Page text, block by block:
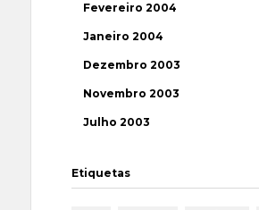
Fevereiro 2004
Janeiro 2004
Dezembro 2003
Novembro 2003
Julho 2003
Etiquetas